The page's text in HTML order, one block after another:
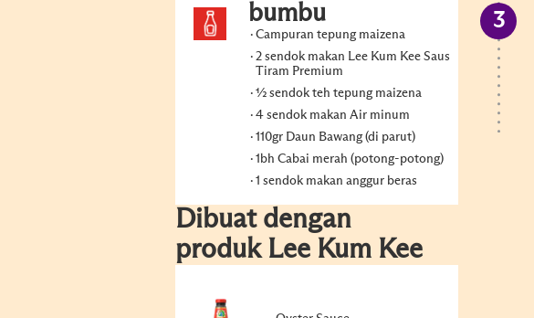
bumbu
Campuran tepung maizena
2 sendok makan Lee Kum Kee Saus
Tiram Premium
½ sendok teh tepung maizena
4 sendok makan Air minum
110gr Daun Bawang (di parut)
1bh Cabai merah (potong-potong)
1 sendok makan anggur beras
Dibuat dengan
produk Lee Kum Kee